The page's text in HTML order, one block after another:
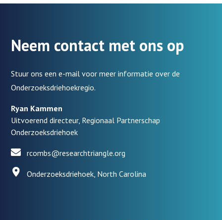
Neem contact met ons op
Stuur ons een e-mail voor meer informatie over de
Onderzoeksdriehoekregio.
Ryan Kammen
Uitvoerend directeur, Regionaal Partnerschap
Onderzoeksdriehoek
rcombs@researchtriangle.org
Onderzoeksdriehoek, North Carolina